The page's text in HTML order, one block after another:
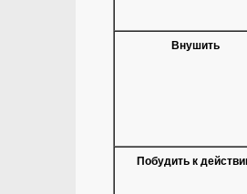
Внушить
Побудить к